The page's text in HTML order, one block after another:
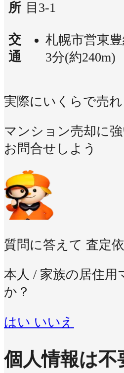
所 目3-1
交
通
札幌市営東
3分(約240m)
実際にいくらで売れ
マンション売却に
お問合せしよう
質問に答えて 査定
本人 / 家族の居住用
か？
はい いいえ
個人情報は不